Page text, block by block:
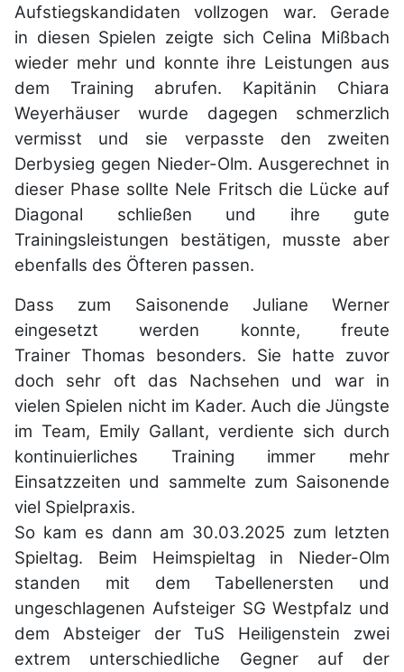
Aufstiegskandidaten vollzogen war. Gerade
in diesen Spielen zeigte sich Celina Mißbach
wieder mehr und konnte ihre Leistungen aus
dem Training abrufen. Kapitänin Chiara
Weyerhäuser wurde dagegen schmerzlich
vermisst und sie verpasste den zweiten
Derbysieg gegen Nieder-Olm.Ausgerechnet in
dieser Phase sollte Nele Fritsch die Lücke auf
Diagonal schließen und ihre gute
Trainingsleistungen bestätigen, musste aber
ebenfalls des Öfteren passen.
Dass zum Saisonende Juliane Werner
eingesetzt werden konnte, freute
Trainer Thomas besonders. Sie hatte zuvor
doch sehr oft das Nachsehen und war in
vielen Spielen nicht im Kader. Auch die Jüngste
im Team, Emily Gallant, verdiente sich durch
kontinuierliches Training immer mehr
Einsatzzeiten und sammelte zum Saisonende
viel Spielpraxis.
So kam es dann am 30.03.2025 zum letzten
Spieltag. Beim Heimspieltag in Nieder-Olm
standen mit dem Tabellenersten und
ungeschlagenen Aufsteiger SG Westpfalz und
dem Absteiger der TuS Heiligenstein zwei
extrem unterschiedliche Gegner auf der